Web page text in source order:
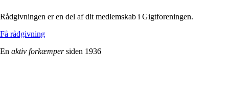
Rådgivningen er en del af dit medlemskab i Gigtforeningen.
Få rådgivning
En aktiv forkæmpersiden 1936